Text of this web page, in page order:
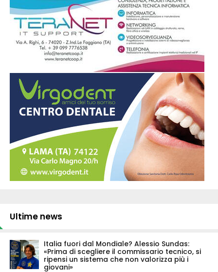
Ultime news
Italia fuori dal Mondiale? Alessio Sundas:
«Prima di scegliere il commissario tecnico, si
ripensi un sistema che non valorizza più i
giovani»